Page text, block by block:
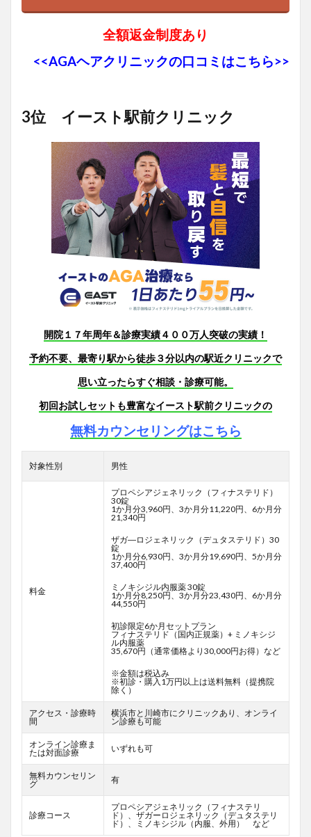
全額返金制度あり
<<AGAヘアクリニックの口コミはこちら>>
3位 イースト駅前クリニック
開院１７年周年＆診療実績４００万人突破の実績！
予約不要、最寄り駅から徒歩３分以内の駅近クリニックで
思い立ったらすぐ相談・診療可能。
初回お試しセットも豊富なイースト駅前クリニックの
無料カウンセリングはこちら
対象性別 男性
料金
プロペシアジェネリック（フィナステリド）
30錠
1か月分3,960円、3か月分11,220円、6か月分
21,340円
ザガ―ロジェネリック（デュタステリド）30
錠
1か月分6,930円、3か月分19,690円、5か月分
37,400円
ミノキシジル内服薬 30錠
1か月分8,250円、3か月分23,430円、6か月分
44,550円
初診限定6か月セットプラン
フィナステリド（国内正規薬）+ ミノキシジ
ル内服薬
35,670円（通常価格より30,000円お得）など
※金額は税込み
※初診・購入1万円以上は送料無料（提携院
除く）
アクセス・診療時
間
横浜市と川崎市にクリニックあり、オンライ
ン診療も可能
オンライン診療ま
たは対面診療
いずれも可
無料カウンセリン
グ
有
診療コース
プロペシアジェネリック（フィナステリ
ド）、ザガーロジェネリック（デュタステリ
ド）、ミノキシジル（内服、外用） など